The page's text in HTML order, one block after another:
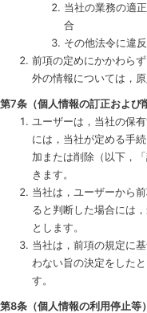
当社の業務の適
合
その他法令に違
前項の定めにかかわら
外の情報については，
第7条（個人情報の訂正および
ユーザーは，当社の保
には，当社が定める手
加または削除（以下，
きます。
当社は，ユーザーから
ると判断した場合には
とします。
当社は，前項の規定に
わない旨の決定をした
す。
第8条（個人情報の利用停止等）